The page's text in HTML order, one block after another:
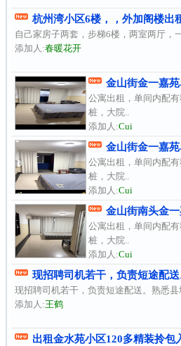
杭州湾小区6楼，，外加阁楼出
自己家房子两套，步梯6楼，两室两厅，
添加人:春暖花开
金山街金一嘉
公寓出租，单间内配
桩，大院..
添加人:Cui
金山街金一嘉
公寓出租，单间内配
桩，大院..
添加人:Cui
金山街南头金
公寓出租，单间内配
桩，大院..
添加人:Cui
现招聘司机若干，负责短途配
现招聘司机若干，负责短途配送。熟悉
添加人:王鹤
出租金水苑小区120多精装拎包